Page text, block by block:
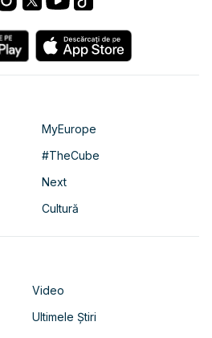
MyEurope
#TheCube
Next
Cultură
Video
Ultimele Știri